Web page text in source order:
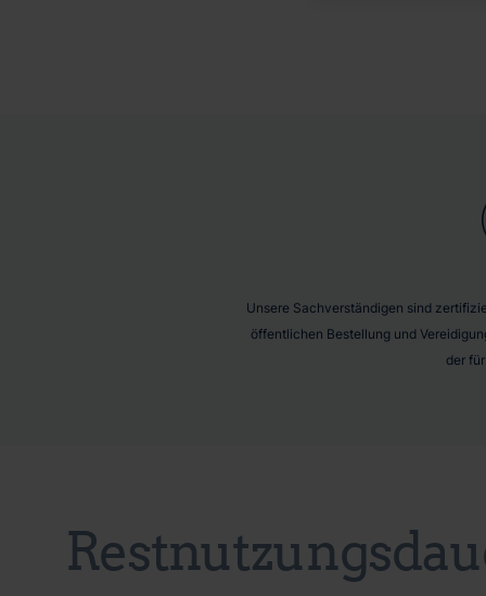
Unsere Sachverständigen sind
öffentlichen Bestellung und
der